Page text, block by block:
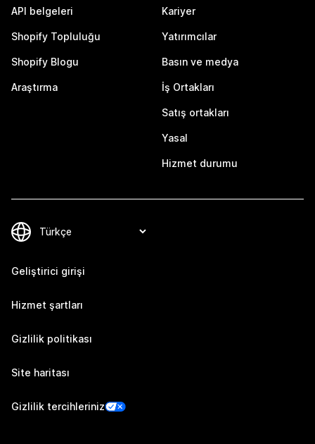
API belgeleri
Shopify Topluluğu
Shopify Blogu
Araştırma
Kariyer
Yatırımcılar
Basın ve medya
İş Ortakları
Satış ortakları
Yasal
Hizmet durumu
Geliştirici girişi
Hizmet şartları
Gizlilik politikası
Site haritası
Gizlilik tercihleriniz